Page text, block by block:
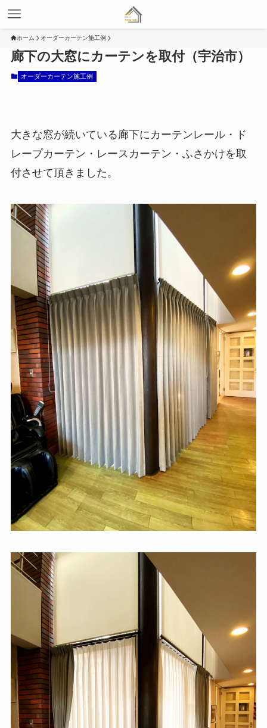
ホーム オーダーカーテン施工例
廊下の大窓にカーテンを取付（宇治市）
オーダーカーテン施工例
大きな窓が続いている廊下にカーテンレール・ド
レープカーテン・レースカーテン・ふさかけを取
付させて頂きました。